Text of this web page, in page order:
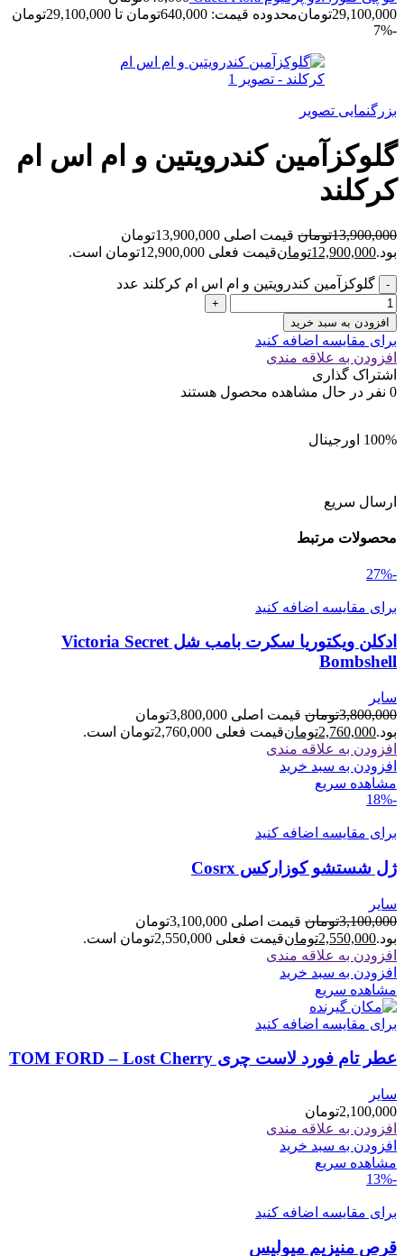
29,100,000تومانمحدوده قیمت: 640,000تومان تا 29,100,000تومان
-7%
بزرگنمایی تصویر
گلوکزآمین کندرویتین و ام اس ام
کرکلند
13,900,000تومان
قیمت اصلی 13,900,000تومان
بود.12,900,000تومانقیمت فعلی 12,900,000تومان است.
گلوکزآمین کندرویتین و ام اس ام کرکلند عدد
افزودن به سبد خرید
برای مقایسه اضافه کنید
افزودن به علاقه مندی
اشتراک گذاری
0 نفر در حال مشاهده محصول هستند
100% اورجینال
ارسال سریع
محصولات مرتبط
-27%
برای مقایسه اضافه کنید
ادکلن ویکتوریا سکرت بامب شل Victoria Secret
Bombshell
سایر
3,800,000تومان
قیمت اصلی 3,800,000تومان
بود.2,760,000تومانقیمت فعلی 2,760,000تومان است.
افزودن به علاقه مندی
افزودن به سبد خرید
مشاهده سریع
-18%
برای مقایسه اضافه کنید
ژل شستشو کوزارکس Cosrx
سایر
3,100,000تومان
قیمت اصلی 3,100,000تومان
بود.2,550,000تومانقیمت فعلی 2,550,000تومان است.
افزودن به علاقه مندی
افزودن به سبد خرید
مشاهده سریع
برای مقایسه اضافه کنید
عطر تام فورد لاست چری TOM FORD – Lost Cherry
سایر
2,100,000تومان
افزودن به علاقه مندی
افزودن به سبد خرید
مشاهده سریع
-13%
برای مقایسه اضافه کنید
قرص منیزیم میولیس